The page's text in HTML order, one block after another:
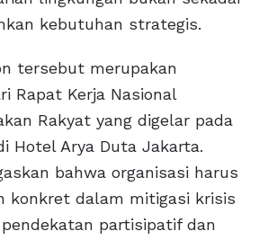
kebutuhan strategis.
tersebut merupakan
Rapat Kerja Nasional
Rakyat yang digelar pada
Hotel Arya Duta Jakarta.
bahwa organisasi harus
konkret dalam mitigasi krisis
partisipatif dan